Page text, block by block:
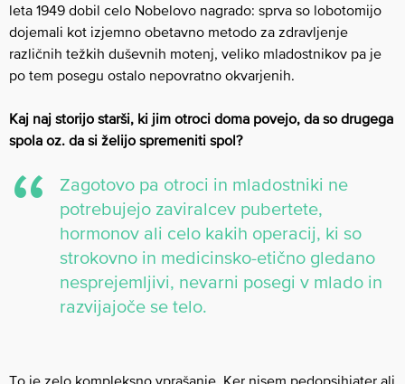
leta 1949 dobil celo Nobelovo nagrado: sprva so lobotomijo
dojemali kot izjemno obetavno metodo za zdravljenje
različnih težkih duševnih motenj, veliko mladostnikov pa je
po tem posegu ostalo nepovratno okvarjenih.
Kaj naj storijo starši, ki jim otroci doma povejo, da so drugega
spola oz. da si želijo spremeniti spol?
Zagotovo pa otroci in mladostniki ne
potrebujejo zaviralcev pubertete,
hormonov ali celo kakih operacij, ki so
strokovno in medicinsko-etično gledano
nesprejemljivi, nevarni posegi v mlado in
razvijajoče se telo.
To je zelo kompleksno vprašanje. Ker nisem pedopsihiater ali